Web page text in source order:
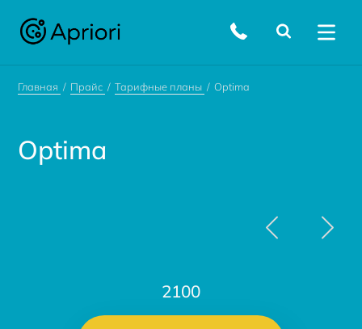
Главная Прайс Тарифные планы Optima
Optima
2100